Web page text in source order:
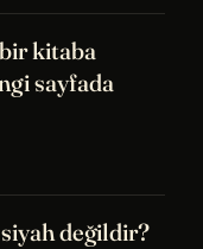
kitaba
sayfada
değildir?